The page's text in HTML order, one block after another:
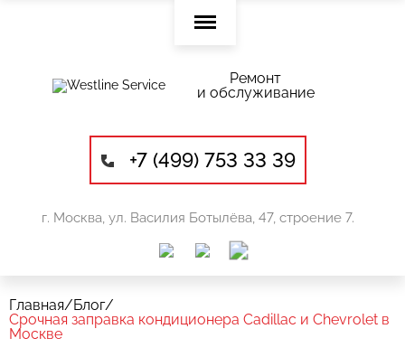
Ремонт
и обслуживание
+7 (499) 753 33 39
г. Москва, ул. Василия Ботылёва, 47, строение 7.
Главная/Блог/
Срочная заправка кондиционера Cadillac и Chevrolet в
Москве